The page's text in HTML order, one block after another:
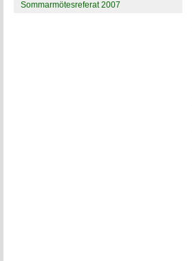
Sommarmötesreferat 2007